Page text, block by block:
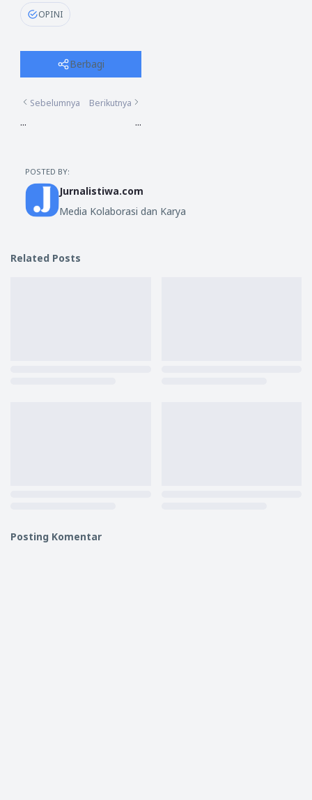
OPINI
Berbagi
Sebelumnya
...
Berikutnya
...
POSTED BY:
Jurnalistiwa.com
Media Kolaborasi dan Karya
Related Posts
Posting Komentar